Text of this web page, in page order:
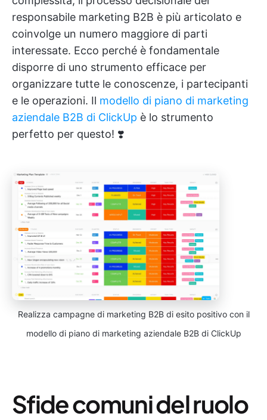
responsabile marketing B2B è più articolato e
coinvolge un numero maggiore di parti
interessate. Ecco perché è fondamentale
disporre di uno strumento efficace per
organizzare tutte le conoscenze, i partecipanti
e le operazioni. Il modello di piano di marketing
aziendale B2B di ClickUp è lo strumento
perfetto per questo! ❣️
Realizza campagne di marketing B2B di esito positivo con il
modello di piano di marketing aziendale B2B di ClickUp
Sfide comuni del ruolo